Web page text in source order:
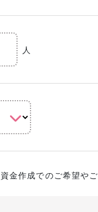
人
金作成でのご希望や